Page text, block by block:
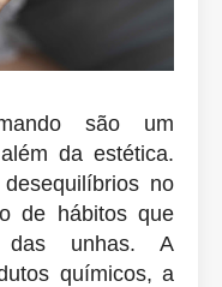
são um
da estética.
no
de hábitos que
das unhas. A
químicos, a